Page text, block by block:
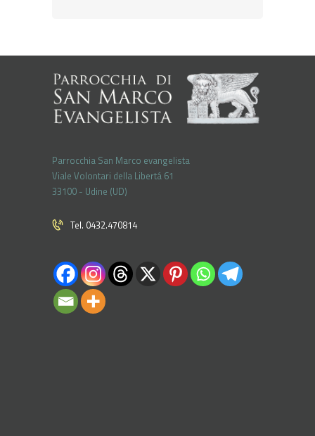
Parrocchia San Marco evangelista
Viale Volontari della Libertá 61
33100 - Udine (UD)
Tel. 0432.470814